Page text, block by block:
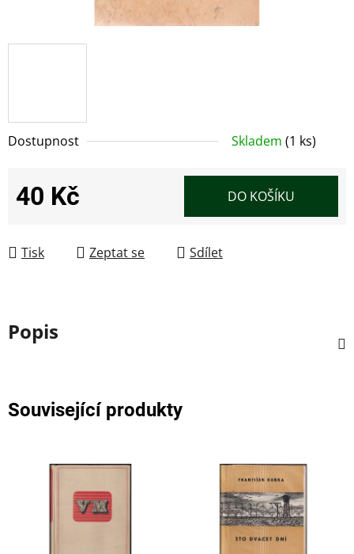
Dostupnost Skladem (1 ks)
40 Kč DO KOŠÍKU
Tisk Zeptat se Sdílet
Popis
Související produkty